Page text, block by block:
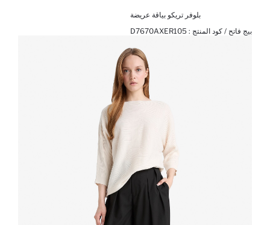
بلوفر تريكو بياقة عريضة
بيج فاتح / كود المنتج : D7670AXER105